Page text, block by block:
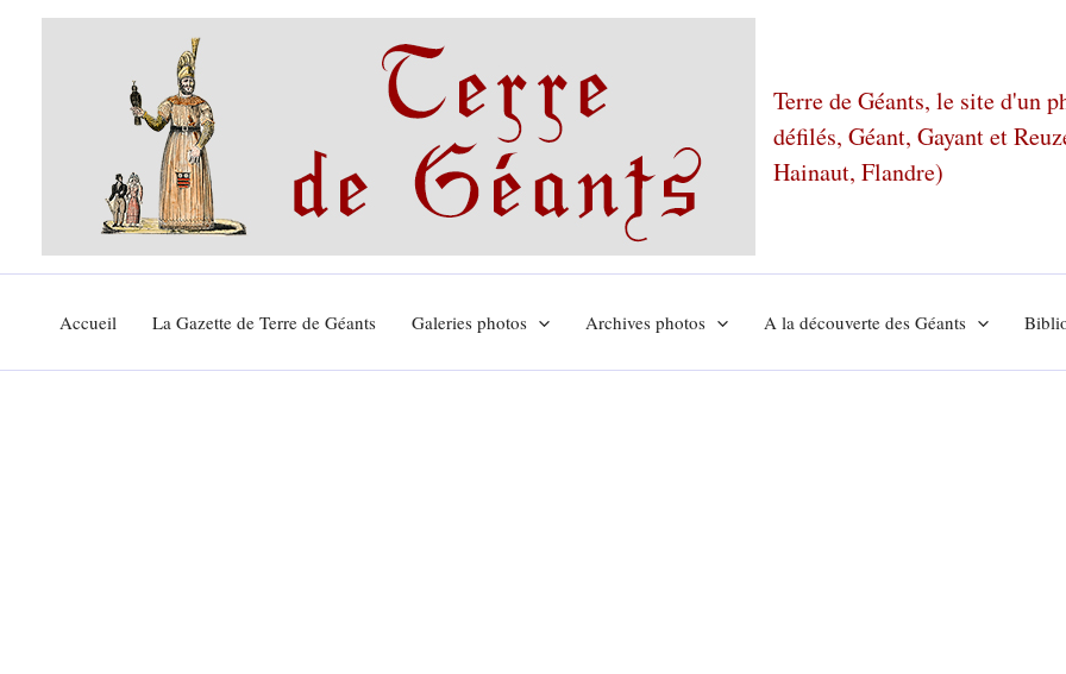
Terre de Géants, le site d'un
défilés, Géant, Gayant et
Hainaut, Flandre)
Accueil La Gazette de Terre de Géants Galeries photos Archives photos A la découverte des Géants